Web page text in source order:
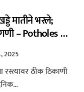
मातीने भरले;
– Potholes on
Solution
2025